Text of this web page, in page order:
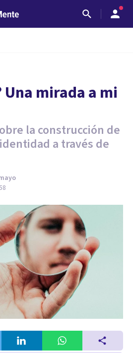
Una mirada a mi
la construcción de
a través de